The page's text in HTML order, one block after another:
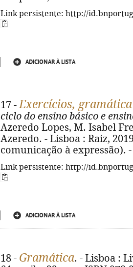
Link persistente: http://
ADICIONAR À LISTA
17 -Exercícios,
ciclo do ensino básico e
Azeredo Lopes, M. Isabel
Azeredo. - Lisboa : Raiz,
comunicação à expressão). -
Link persistente: http://
ADICIONAR À LISTA
18 - Gramática. - Lisboa :